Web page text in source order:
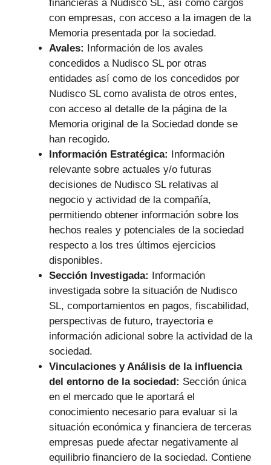
financieras a Nudisco SL, así como cargos
con empresas, con acceso a la imagen de la
Memoria presentada por la sociedad.
Avales: Información de los avales
concedidos a Nudisco SL por otras
entidades así como de los concedidos por
Nudisco SL como avalista de otros entes,
con acceso al detalle de la página de la
Memoria original de la Sociedad donde se
han recogido.
Información Estratégica: Información
relevante sobre actuales y/o futuras
decisiones de Nudisco SL relativas al
negocio y actividad de la compañía,
permitiendo obtener información sobre los
hechos reales y potenciales de la sociedad
respecto a los tres últimos ejercicios
disponibles.
Sección Investigada: Información
investigada sobre la situación de Nudisco
SL, comportamientos en pagos, fiscabilidad,
perspectivas de futuro, trayectoria e
información adicional sobre la actividad de la
sociedad.
Vinculaciones y Análisis de la influencia
del entorno de la sociedad: Sección única
en el mercado que le aportará el
conocimiento necesario para evaluar si la
situación económica y financiera de terceras
empresas puede afectar negativamente al
equilibrio financiero de la sociedad. Contiene